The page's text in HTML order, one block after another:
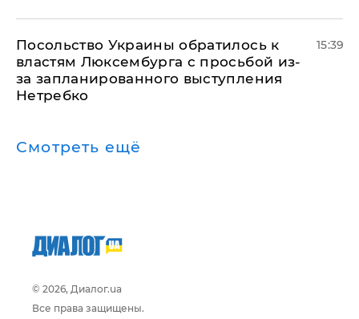
Посольство Украины обратилось к
властям Люксембурга с просьбой из-
за запланированного выступления
Нетребко
15:39
Смотреть ещё
© 2026, Диалог.ua
Все права защищены.